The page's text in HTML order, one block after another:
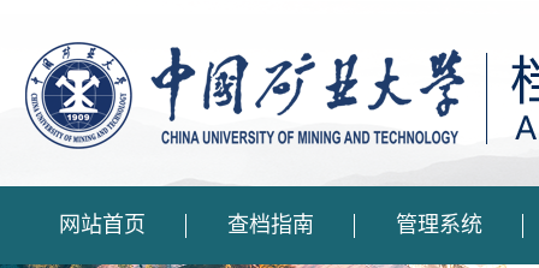
网站首页 查档指南 管理系统